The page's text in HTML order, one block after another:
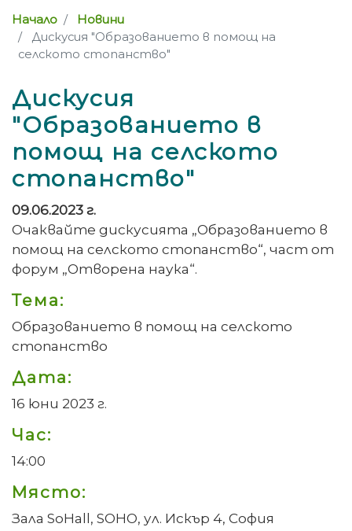
Начало
Новини
Дискусия "Образованието в помощ на
селското стопанство"
Дискусия
"Образованието в
помощ на селското
стопанство"
09.06.2023 г.
Очаквайте дискусията „Образованието в
помощ на селското стопанство“, част от
форум „Отворена наука“.
Тема:
Образованието в помощ на селското
стопанство
Дата:
16 юни 2023 г.
Час:
14:00
Място:
Зала SoHall, SOHO, ул. Искър 4, София